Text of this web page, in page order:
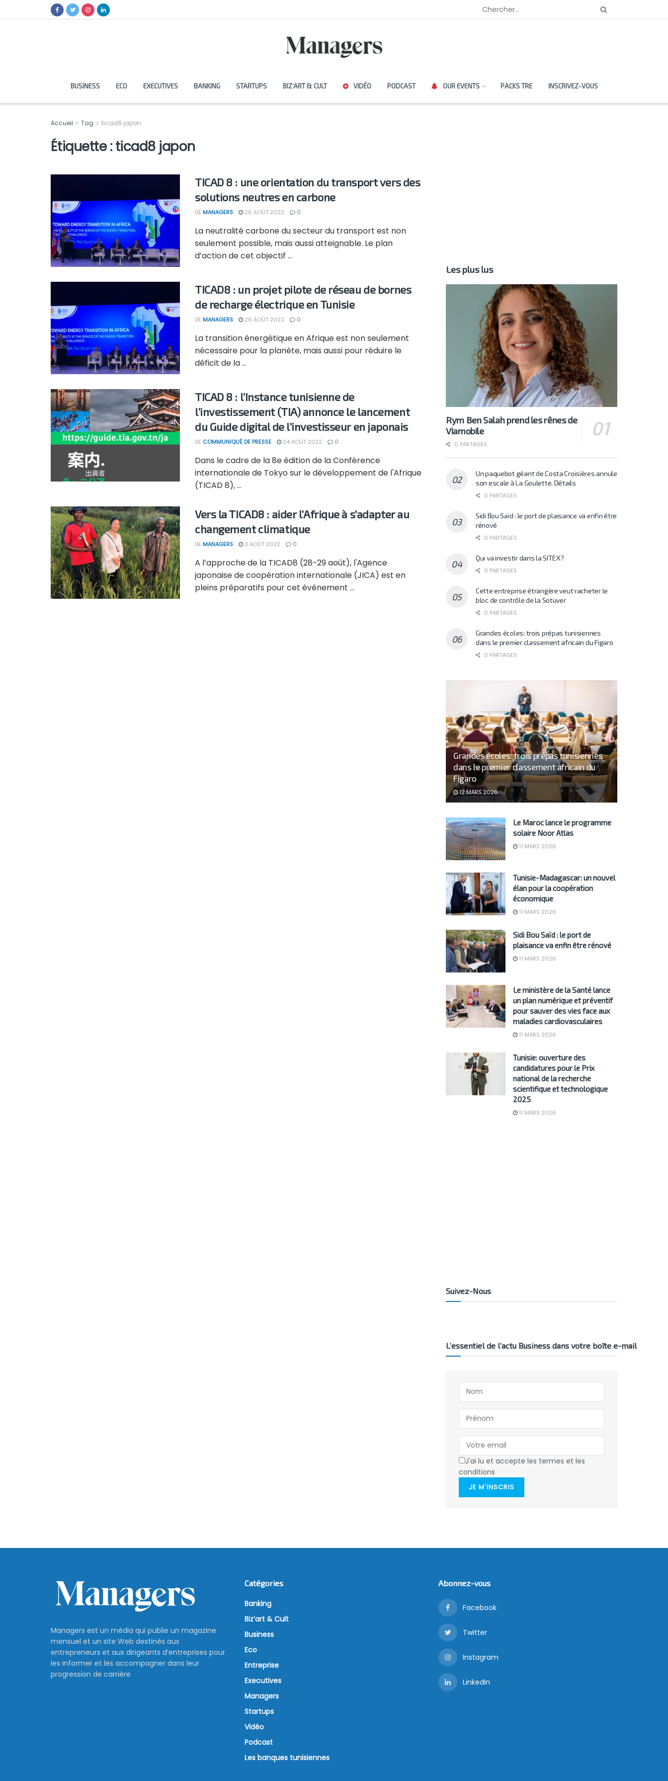
BUSINESS ECO EXECUTIVES BANKING STARTUPS BIZ’ART & CULT VIDÉO PODCAST OUR EVENTS PACKS TRE INSCRIVEZ-VOUS
Accueil Tag ticad8 japon
Étiquette :ticad8 japon
TICAD 8 : une orientation du transport vers des
solutions neutres en carbone
DE MANAGERS 26 AOÛT 2022 0
La neutralité carbone du secteur du transport est non
seulement possible, mais aussi atteignable. Le plan
d’action de cet objectif ...
TICAD8 : un projet pilote de réseau de bornes
de recharge électrique en Tunisie
DE MANAGERS 26 AOÛT 2022 0
La transition énergétique en Afrique est non seulement
nécessaire pour la planète, mais aussi pour réduire le
déficit de la ...
TICAD 8 : l’Instance tunisienne de
l’investissement (TIA) annonce le lancement
du Guide digital de l’investisseur en japonais
DE COMMUNIQUÉ DE PRESSE 24 AOÛT 2022 0
Dans le cadre de la 8e édition de la Conférence
internationale de Tokyo sur le développement de l'Afrique
(TICAD 8), ...
Vers la TICAD8 : aider l’Afrique à s’adapter au
changement climatique
DE MANAGERS 3 AOÛT 2022 0
A l’approche de la TICAD8 (28-29 août), l'Agence
japonaise de coopération internationale (JICA) est en
pleins préparatifs pour cet événement ...
Les plus lus
Rym Ben Salah prend les rênes de
Viamobile
0 PARTAGES
Un paquebot géant de Costa Croisières annule
son escale à La Goulette. Détails
0 PARTAGES
Sidi Bou Saïd : le port de plaisance va enfin être
rénové
0 PARTAGES
Qui va investir dans la SITEX?
0 PARTAGES
Cette entreprise étrangère veut racheter le
bloc de contrôle de la Sotuver
0 PARTAGES
Grandes écoles: trois prépas tunisiennes
dans le premier classement africain du Figaro
0 PARTAGES
Grandes écoles: trois prépas tunisiennes
dans le premier classement africain du
Figaro
12 MARS 2026
Le Maroc lance le programme
solaire Noor Atlas
11 MARS 2026
Tunisie-Madagascar: un nouvel
élan pour la coopération
économique
11 MARS 2026
Sidi Bou Saïd : le port de
plaisance va enfin être rénové
11 MARS 2026
Le ministère de la Santé lance
un plan numérique et préventif
pour sauver des vies face aux
maladies cardiovasculaires
11 MARS 2026
Tunisie: ouverture des
candidatures pour le Prix
national de la recherche
scientifique et technologique
2025
11 MARS 2026
Suivez-Nous
L’essentiel de l’actu Business dans votre boîte e-mail
J'ai lu et accepte les termes et les
conditions
JE M'INSCRIS
Managers est un média qui publie un magazine
mensuel et un site Web destinés aux
entrepreneurs et aux dirigeants d’entreprises pour
les informer et les accompagner dans leur
progression de carrière
Catégories
Banking
Biz’art & Cult
Business
Eco
Entreprise
Executives
Managers
Startups
Vidéo
Podcast
Les banques tunisiennes
Abonnez-vous
Facebook
Twitter
Instagram
LinkedIn